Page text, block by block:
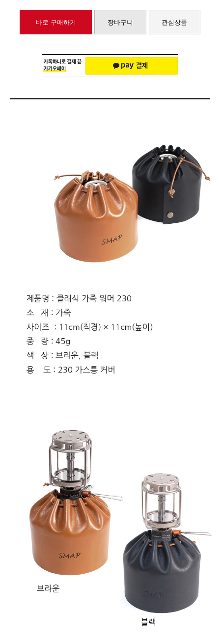
바로 구매하기 장바구니 관심상품